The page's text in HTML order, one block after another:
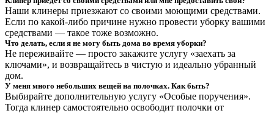
Наши клинеры приезжают со своими моющими средствами.
Если по какой-либо причине нужно провести уборку вашими
средствами — такое тоже возможно.
Что делать, если я не могу быть дома во время уборки?
Не переживайте — просто закажите услугу «заехать за
ключами», и возвращайтесь в чистую и идеально убранный
дом.
У меня много небольших вещей на полочках. Как быть?
Выбирайте дополнительную услугу «Особые поручения».
Тогда клинер самостоятельно освободит полочки от